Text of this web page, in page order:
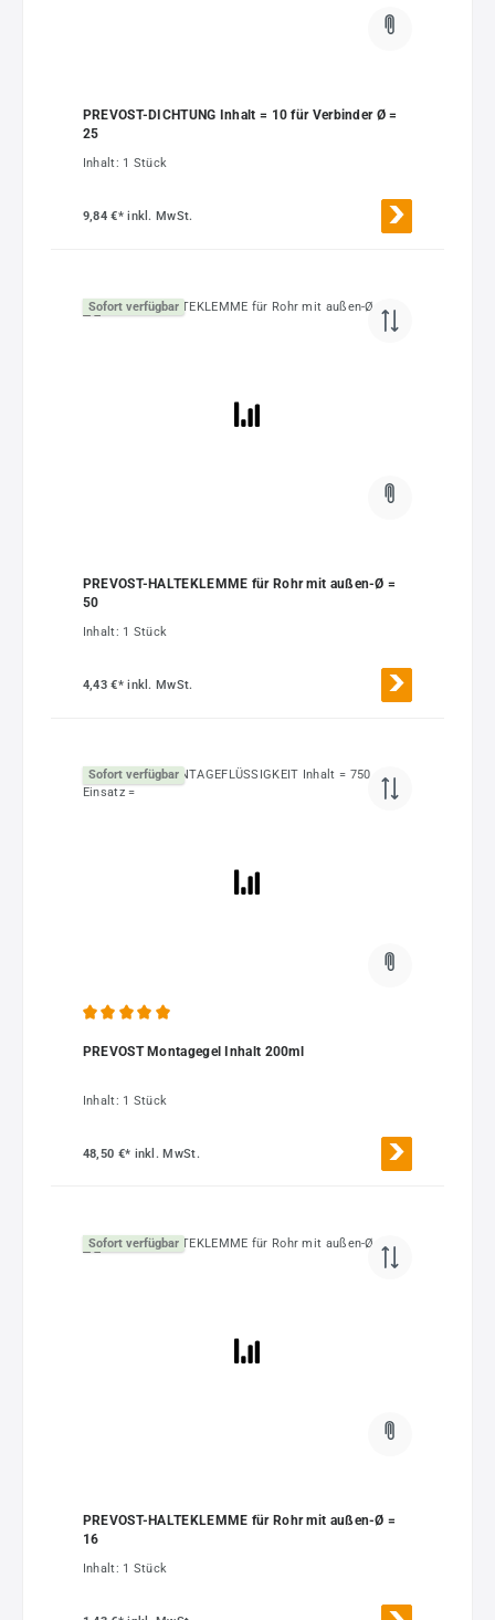
PREVOST-DICHTUNG Inhalt = 10 für Verbinder Ø =
25
Inhalt: 1 Stück
9,84 €*inkl. MwSt.
Sofort verfügbar
PREVOST-HALTEKLEMME für Rohr mit außen-Ø =
50
Inhalt: 1 Stück
4,43 €*inkl. MwSt.
Sofort verfügbar
PREVOST Montagegel Inhalt 200ml
Inhalt: 1 Stück
48,50 €* inkl. MwSt.
Sofort verfügbar
PREVOST-HALTEKLEMME für Rohr mit außen-Ø =
16
Inhalt: 1 Stück